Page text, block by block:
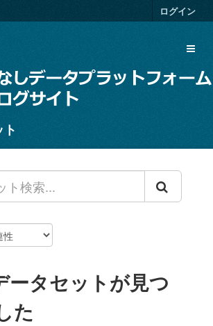
ログイン
ータセットが見つ
た